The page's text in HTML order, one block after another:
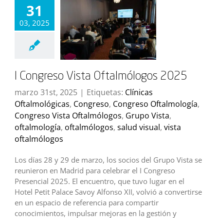
31
03, 2025
I Congreso Vista Oftalmólogos 2025
marzo 31st, 2025 | Etiquetas: Clínicas
Oftalmológicas, Congreso, Congreso Oftalmología,
Congreso Vista Oftalmólogos, Grupo Vista,
oftalmología, oftalmólogos, salud visual, vista
oftalmólogos
Los días 28 y 29 de marzo, los socios del Grupo Vista se
reunieron en Madrid para celebrar el I Congreso
Presencial 2025. El encuentro, que tuvo lugar en el
Hotel Petit Palace Savoy Alfonso XII, volvió a convertirse
en un espacio de referencia para compartir
conocimientos, impulsar mejoras en la gestión y